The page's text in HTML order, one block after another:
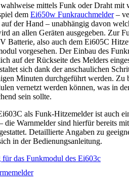
mittels Funk oder Draht mit
dem Ei650w Funkrauchmelder–
der Hand – unabhängig davon
an allen Geräten ausgegeben. Zur
Batterie, also auch dem Ei605C
vorgesehen. Der Einbau des
auf der Rückseite des Melders
sich dank der anschaulichen
Minuten durchgeführt werden. Zu
vernetzt werden können, was in
sein sollte.
als Funk-Hitzemelder ist auch
Warnmelder sind hierfür bereits
Detaillierte Angaben zu
in der Bedienungsanleitung.